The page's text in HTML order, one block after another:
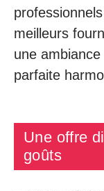
meilleurs
une
parfaite
Une offre
goûts